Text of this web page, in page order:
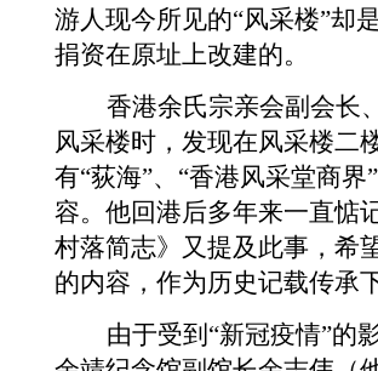
游人现今所见的“风采楼”却
捐资在原址上改建的。
香港余氏宗亲会副会长
风采楼时，发现在风采楼二
有“荻海”、“香港风采堂商
容。他回港后多年来一直惦
村落简志》又提及此事，希
的内容，作为历史记载传承
由于受到“新冠疫情”的